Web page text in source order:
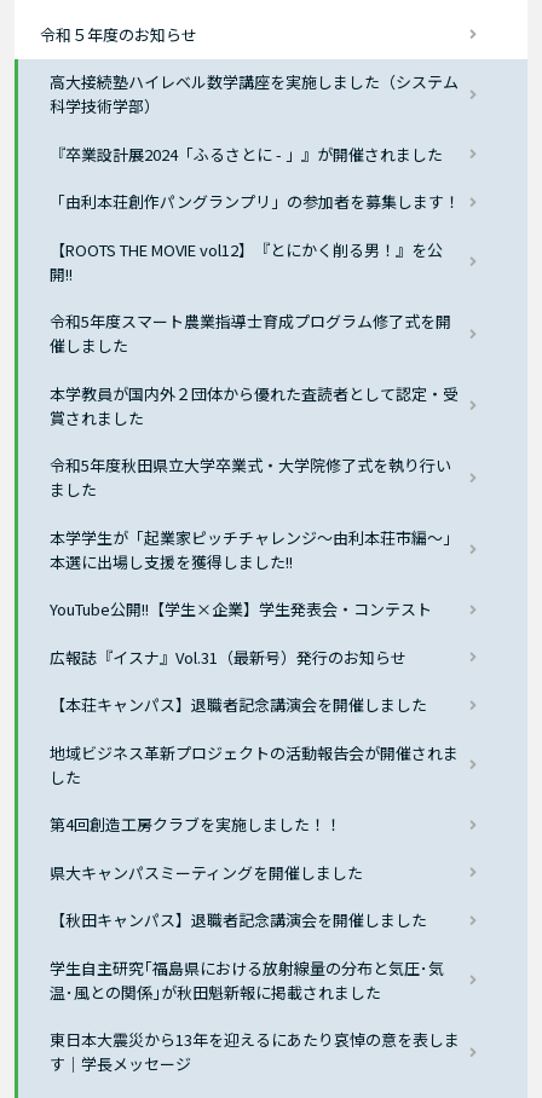
令和５年度のお知らせ
高大接続塾ハイレベル数学講座を実施しました（システム
科学技術学部）
『卒業設計展2024「ふるさとに - 」』が開催されました
「由利本荘創作パングランプリ」の参加者を募集します！
【ROOTS THE MOVIE vol12】『とにかく削る男！』を公
開!!
令和5年度スマート農業指導士育成プログラム修了式を開
催しました
本学教員が国内外２団体から優れた査読者として認定・受
賞されました
令和5年度秋田県立大学卒業式・大学院修了式を執り行い
ました
本学学生が「起業家ピッチチャレンジ～由利本荘市編～」
本選に出場し支援を獲得しました!!
YouTube公開!!【学生×企業】学生発表会・コンテスト
広報誌『イスナ』Vol.31（最新号）発行のお知らせ
【本荘キャンパス】退職者記念講演会を開催しました
地域ビジネス革新プロジェクトの活動報告会が開催されま
した
第4回創造工房クラブを実施しました！！
県大キャンパスミーティングを開催しました
【秋田キャンパス】退職者記念講演会を開催しました
学生自主研究｢福島県における放射線量の分布と気圧･気
温･風との関係｣が秋田魁新報に掲載されました
東日本大震災から13年を迎えるにあたり哀悼の意を表しま
す｜学長メッセージ